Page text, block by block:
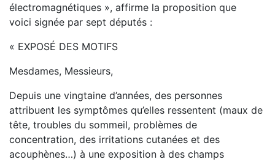
électromagnétiques », affirme la proposition que
voici signée par sept députés :
« EXPOSÉ DES MOTIFS
Mesdames, Messieurs,
Depuis une vingtaine d’années, des personnes
attribuent les symptômes qu’elles ressentent (maux de
tête, troubles du sommeil, problèmes de
concentration, des irritations cutanées et des
acouphènes…) à une exposition à des champs